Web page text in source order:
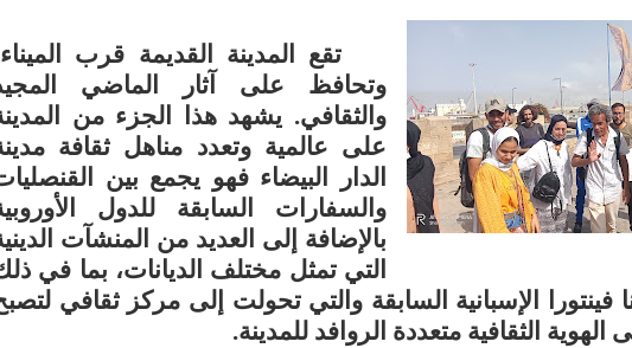
تقع المدينة القديمة قرب
وتحافظ على آثار الماضي
والثقافي. يشهد هذا الجزء من
على عالمية وتعدد مناهل ثقافة
الدار البيضاء فهو يجمع بين
والسفارات السابقة للدول
بالإضافة إلى العديد من المنشآت
التي تمثل مختلف الديانات، بما في
فينتورا الإسبانية السابقة والتي تحولت إلى مركز ثقافي
الثقافية متعددة الروافد للمدينة.